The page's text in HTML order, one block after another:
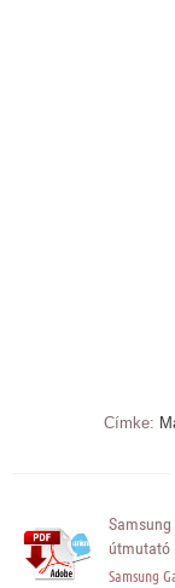
Címke:
Samsung
útmutató
Samsung